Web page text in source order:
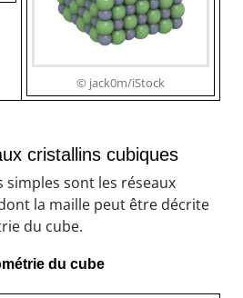
© jack0m/iStock
cristallins cubiques
simples sont les réseaux
la maille peut être décrite
du cube.
du cube